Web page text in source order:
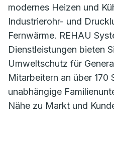
modernes Heizen und
Industrierohr- und
Fernwärme. REHAU
Dienstleistungen bieten
Umweltschutz für
Mitarbeitern an über 170
unabhängige
Nähe zu Markt und